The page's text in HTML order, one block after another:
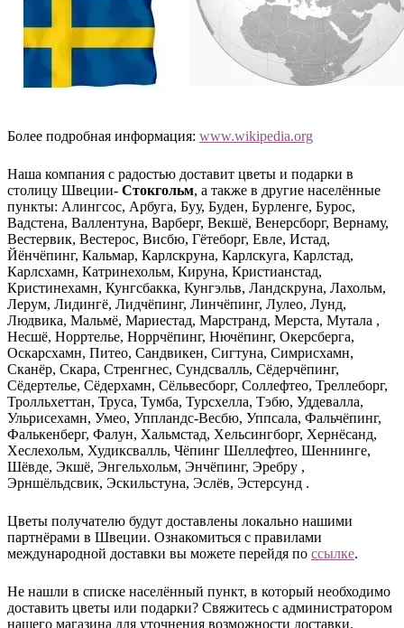
Более подробная информация: www.wikipedia.org
Наша компания с радостью доставит цветы и подарки в
столицу Швеции- Стокгольм, а также в другие населённые
пункты: Алингсос, Арбуга, Буу, Буден, Бурленге, Бурос,
Вадстена, Валлентуна, Варберг, Векшё, Венерсборг, Вернаму,
Вестервик, Вестерос, Висбю, Гётеборг, Евле, Истад,
Йёнчёпинг, Кальмар, Карлскруна, Карлскуга, Карлстад,
Карлсхамн, Катринехольм, Кируна, Кристианстад,
Кристинехамн, Кунгсбакка, Кунгэльв, Ландскруна, Лахольм,
Лерум, Лидингё, Лидчёпинг, Линчёпинг, Лулео, Лунд,
Людвика, Мальмё, Мариестад, Марстранд, Мерста, Мутала ,
Несшё, Норртелье, Норрчёпинг, Нючёпинг, Окерсберга,
Оскарсхамн, Питео, Сандвикен, Сигтуна, Симрисхамн,
Сканёр, Скара, Стренгнес, Сундсвалль, Сёдерчёпинг,
Сёдертелье, Сёдерхамн, Сёльвесборг, Соллефтео, Треллеборг,
Тролльхеттан, Труса, Тумба, Турсхелла, Тэбю, Уддевалла,
Ульрисехамн, Умео, Уппландс-Весбю, Уппсала, Фальчёпинг,
Фалькенберг, Фалун, Хальмстад, Хельсингборг, Хернёсанд,
Хеслехольм, Худиксвалль, Чёпинг Шеллефтео, Шеннинге,
Шёвде, Экшё, Энгельхольм, Энчёпинг, Эребру ,
Эрншёльдсвик, Эскильстуна, Эслёв, Эстерсунд .
Цветы получателю будут доставлены локально нашими
партнёрами в Швеции. Ознакомиться с правилами
международной доставки вы можете перейдя по ссылке.
Не нашли в списке населённый пункт, в который необходимо
доставить цветы или подарки? Свяжитесь с администратором
нашего магазина для уточнения возможности доставки.